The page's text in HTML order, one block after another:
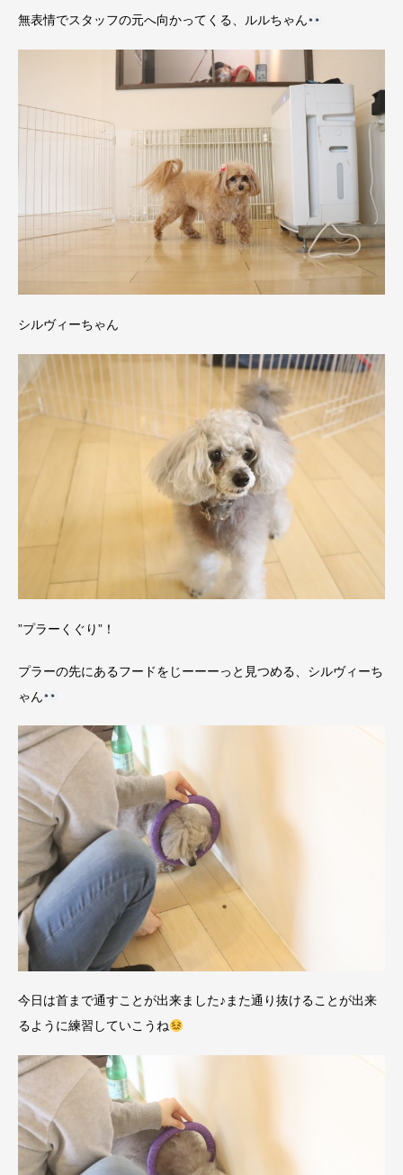
無表情でスタッフの元へ向かってくる、ルルちゃん
シルヴィーちゃん
”プラーくぐり”！
プラーの先にあるフードをじーーーっと見つめる、シルヴィーち
ゃん
今日は首まで通すことが出来ました♪また通り抜けることが出来
るように練習していこうね